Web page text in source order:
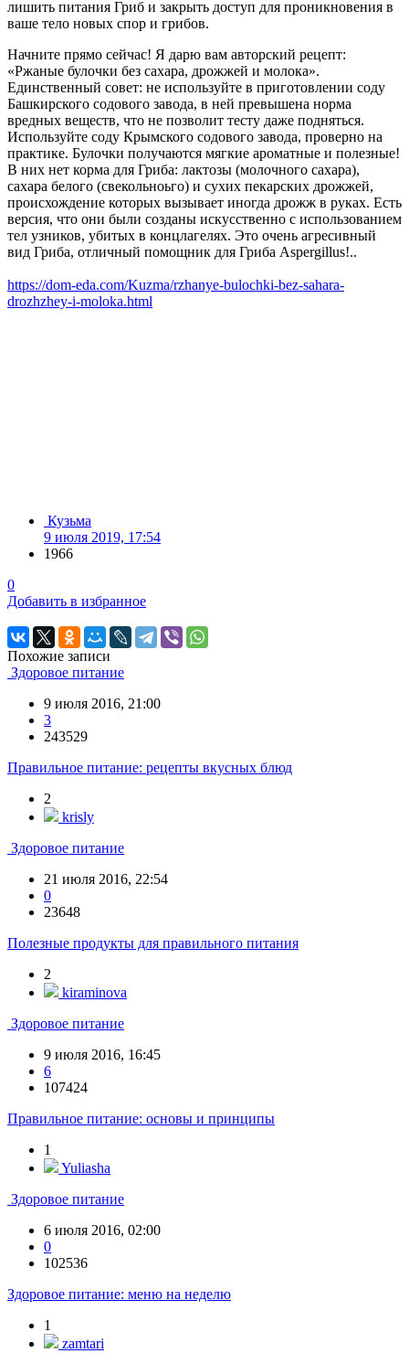
лишить питания Гриб и закрыть доступ для проникновения в
ваше тело новых спор и грибов.
Начните прямо сейчас! Я дарю вам авторский рецепт:
«Ржаные булочки без сахара, дрожжей и молока».
Единственный совет: не используйте в приготовлении соду
Башкирского содового завода, в ней превышена норма
вредных веществ, что не позволит тесту даже подняться.
Используйте соду Крымского содового завода, проверно на
практике. Булочки получаются мягкие ароматные и полезные!
В них нет корма для Гриба: лактозы (молочного сахара),
сахара белого (свекольноьго) и сухих пекарских дрожжей,
происхождение которых вызывает иногда дрожж в руках. Есть
версия, что они были созданы искусственно с использованием
тел узников, убитых в концлагелях. Это очень агресивный
вид Гриба, отличный помощник для Гриба Aspergillus!..
https://dom-eda.com/Kuzma/rzhanye-bulochki-bez-sahara-
drozhzhey-i-moloka.html
Кузьма
9 июля 2019, 17:54
1966
0
Добавить в избранное
Похожие записи
Здоровое питание
9 июля 2016, 21:00
3
243529
Правильное питание: рецепты вкусных блюд
2
krisly
Здоровое питание
21 июля 2016, 22:54
0
23648
Полезные продукты для правильного питания
2
kiraminova
Здоровое питание
9 июля 2016, 16:45
6
107424
Правильное питание: основы и принципы
1
Yuliasha
Здоровое питание
6 июля 2016, 02:00
0
102536
Здоровое питание: меню на неделю
1
zamtari